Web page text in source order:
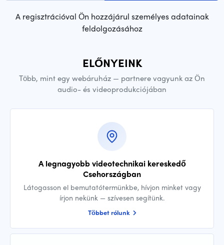
A regisztrációval Ön hozzájárul személyes adatainak
feldolgozásához
ELŐNYEINK
Több, mint egy webáruház — partnere vagyunk az Ön
audio- és videoprodukciójában
A legnagyobb videotechnikai kereskedő
Csehországban
Látogasson el bemutatótermünkbe, hívjon minket vagy
írjon nekünk — szívesen segítünk.
Többet rólunk